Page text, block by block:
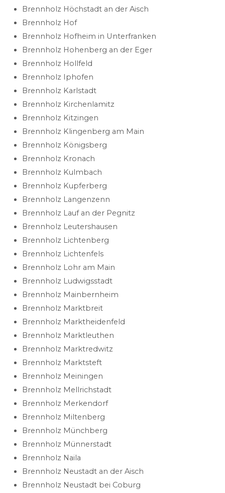
Brennholz Höchstadt an der Aisch
Brennholz Hof
Brennholz Hofheim in Unterfranken
Brennholz Hohenberg an der Eger
Brennholz Hollfeld
Brennholz Iphofen
Brennholz Karlstadt
Brennholz Kirchenlamitz
Brennholz Kitzingen
Brennholz Klingenberg am Main
Brennholz Königsberg
Brennholz Kronach
Brennholz Kulmbach
Brennholz Kupferberg
Brennholz Langenzenn
Brennholz Lauf an der Pegnitz
Brennholz Leutershausen
Brennholz Lichtenberg
Brennholz Lichtenfels
Brennholz Lohr am Main
Brennholz Ludwigsstadt
Brennholz Mainbernheim
Brennholz Marktbreit
Brennholz Marktheidenfeld
Brennholz Marktleuthen
Brennholz Marktredwitz
Brennholz Marktsteft
Brennholz Meiningen
Brennholz Mellrichstadt
Brennholz Merkendorf
Brennholz Miltenberg
Brennholz Münchberg
Brennholz Münnerstadt
Brennholz Naila
Brennholz Neustadt an der Aisch
Brennholz Neustadt bei Coburg